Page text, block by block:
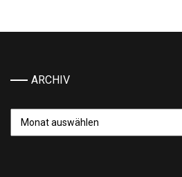
ARCHIV